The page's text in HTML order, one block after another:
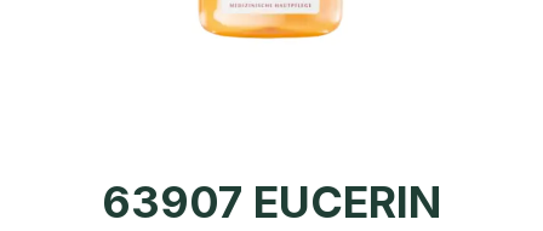
63907 EUCERIN